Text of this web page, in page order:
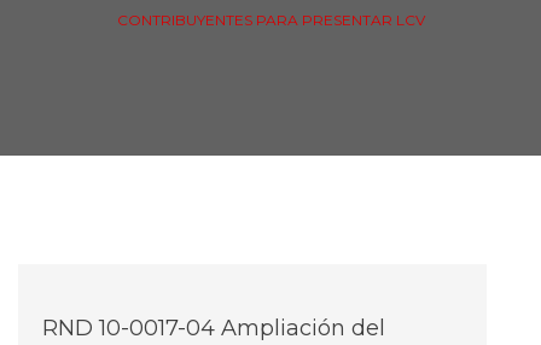
CONTRIBUYENTES PARA PRESENTAR LCV
RND 10-0017-04 Ampliación del